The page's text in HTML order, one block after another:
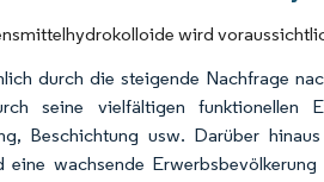
wird
durch die steigende Nachfrage
seine vielfältigen funktionellen
Beschichtung usw. Darüber
eine wachsende